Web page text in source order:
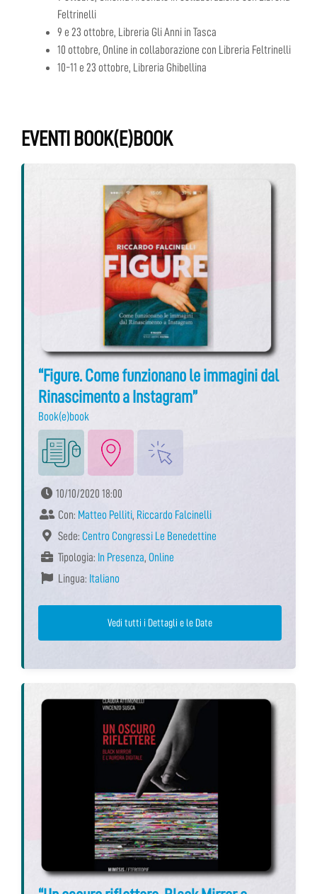
Feltrinelli
9 e 23 ottobre, Libreria Gli Anni in Tasca
10 ottobre, Online in collaborazione con Libreria Feltrinelli
10-11 e 23 ottobre, Libreria Ghibellina
EVENTI BOOK(E)BOOK
“Figure. Come funzionano le immagini dal
Rinascimento a Instagram”
Book(e)book
10/10/2020 18:00
Con: Matteo Pelliti, Riccardo Falcinelli
Sede: Centro Congressi Le Benedettine
Tipologia: In Presenza, Online
Lingua: Italiano
Vedi tutti i Dettagli e le Date